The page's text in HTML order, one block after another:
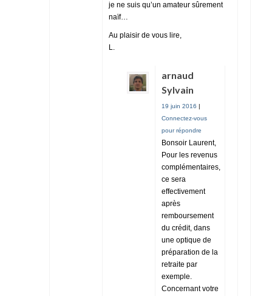
je ne suis qu’un amateur sûrement
naïf…
Au plaisir de vous lire,
L.
arnaud
Sylvain
19 juin 2016 |
Connectez-vous
pour répondre
Bonsoir Laurent,
Pour les revenus
complémentaires,
ce sera
effectivement
après
remboursement
du crédit, dans
une optique de
préparation de la
retraite par
exemple.
Concernant votre